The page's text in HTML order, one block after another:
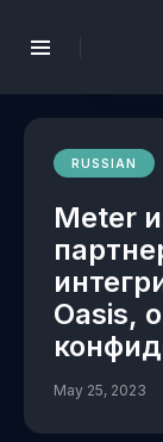
RUSSIAN
Meter
Oasis,
May 25, 2023